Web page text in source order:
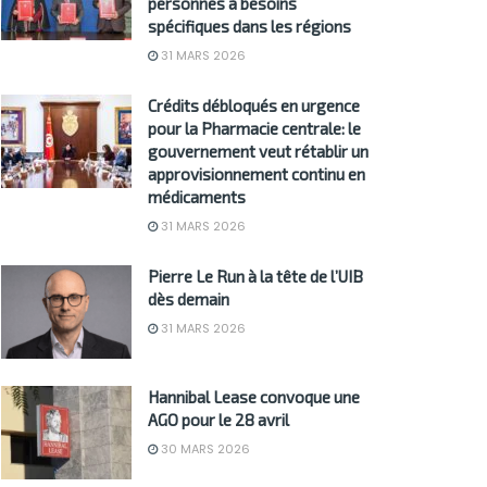
spécifiques dans les régions
31 MARS 2026
Crédits débloqués en urgence
pour la Pharmacie centrale: le
gouvernement veut rétablir un
approvisionnement continu en
médicaments
31 MARS 2026
Pierre Le Run à la tête de l’UIB
dès demain
31 MARS 2026
Hannibal Lease convoque une
AGO pour le 28 avril
30 MARS 2026